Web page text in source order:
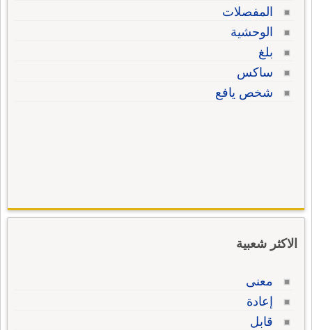
المفصلات
الوحشية
بلغ
ساكس
شخص يافع
الاكثر شعبية
معنى
إعادة
قابل